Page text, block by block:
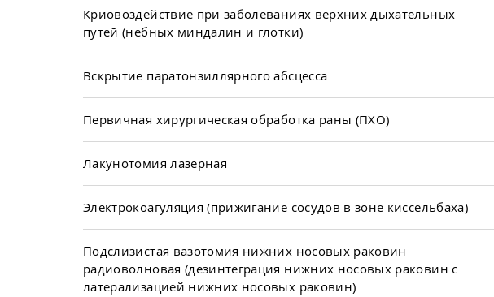
Криовоздействие при заболеваниях верхних дыхательных
путей (небных миндалин и глотки)
Вскрытие паратонзиллярного абсцесса
Первичная хирургическая обработка раны (ПХО)
Лакунотомия лазерная
Электрокоагуляция (прижигание сосудов в зоне киссельбаха)
Подслизистая вазотомия нижних носовых раковин
радиоволновая (дезинтеграция нижних носовых раковин с
латерализацией нижних носовых раковин)